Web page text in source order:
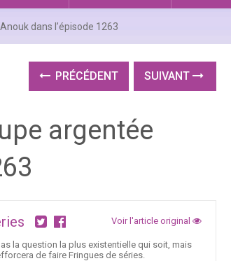
dans l’épisode 1263
PRÉCÉDENT SUIVANT
argentée
Voir l'article original
la question la plus existentielle qui soit, mais
de faire Fringues de séries.